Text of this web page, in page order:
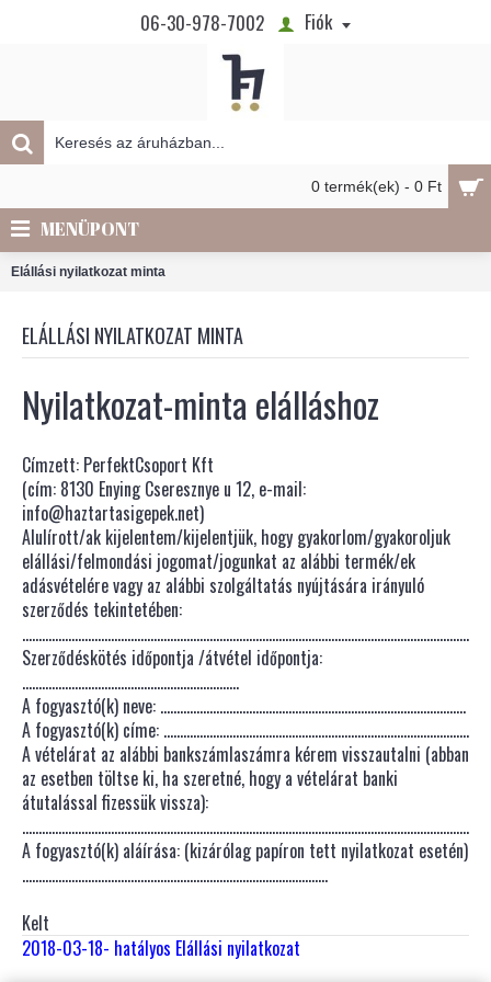
06-30-978-7002 Fiók
0 termék(ek) - 0 Ft
MENÜPONT
Elállási nyilatkozat minta
ELÁLLÁSI NYILATKOZAT MINTA
Nyilatkozat-minta elálláshoz
Címzett: PerfektCsoport Kft
(cím: 8130 Enying Cseresznye u 12, e-mail:
info@haztartasigepek.net)
Alulírott/ak kijelentem/kijelentjük, hogy gyakorlom/gyakoroljuk
elállási/felmondási jogomat/jogunkat az alábbi termék/ek
adásvételére vagy az alábbi szolgáltatás nyújtására irányuló
szerződés tekintetében:
Szerződéskötés időpontja /átvétel időpontja:
…………………………………………………………
A fogyasztó(k) neve: …………………………………………………………………………………
A fogyasztó(k) címe: …………………………………………………………………………………
A vételárat az alábbi bankszámlaszámra kérem visszautalni (abban
az esetben töltse ki, ha szeretné, hogy a vételárat banki
átutalással fizessük vissza):
A fogyasztó(k) aláírása: (kizárólag papíron tett nyilatkozat esetén)
…………………………………………………………………………………
Kelt
2018-03-18- hatályos Elállási nyilatkozat